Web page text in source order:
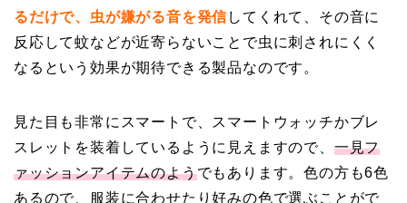
るだけで、虫が嫌がる音を発信してくれて、その音に
反応して蚊などが近寄らないことで虫に刺されにくく
なるという効果が期待できる製品なのです。
見た目も非常にスマートで、スマートウォッチかブレ
スレットを装着しているように見えますので、 一見フ
ァッションアイテムのようでもあります。色の方も6色
あるので、服装に合わせたり好みの色で選ぶことがで